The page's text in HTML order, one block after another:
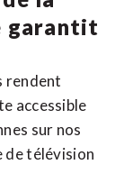
garantit
rendent
accessible
sur nos
de télévision